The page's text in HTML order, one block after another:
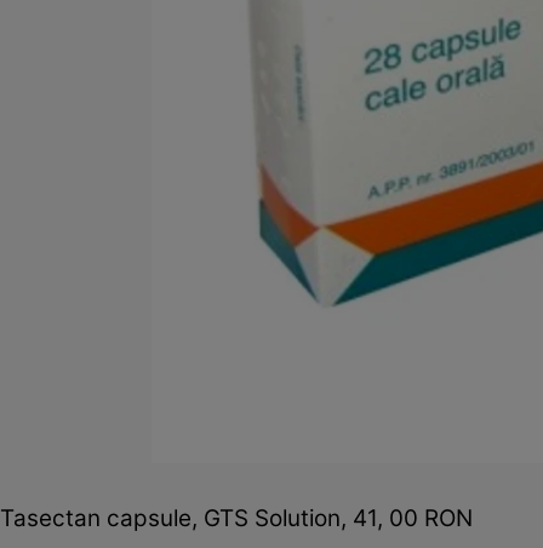
Tasectan capsule, GTS Solution, 41, 00 RON